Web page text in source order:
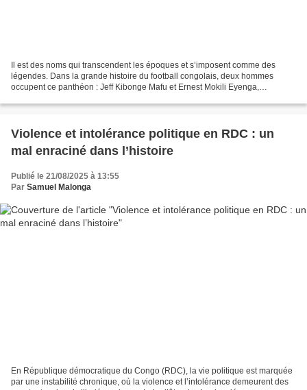
Il est des noms qui transcendent les époques et s’imposent comme des
légendes. Dans la grande histoire du football congolais, deux hommes
occupent ce panthéon : Jeff Kibonge Mafu et Ernest Mokili Eyenga,
Violence et intolérance politique en RDC : un
mal enraciné dans l’histoire
Publié le 21/08/2025 à 13:55
Par Samuel Malonga
En République démocratique du Congo (RDC), la vie politique est marquée
par une instabilité chronique, où la violence et l’intolérance demeurent des